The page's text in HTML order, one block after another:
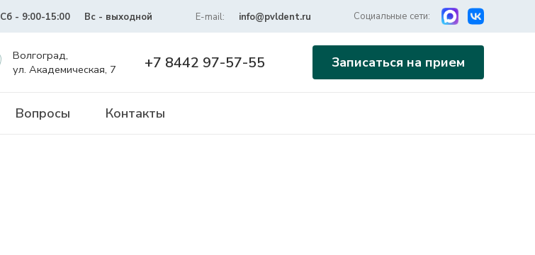
Сб - 9:00-15:00 Вс - выходной E-mail: info@pvldent.ru Социальные сети:
Волгоград,
ул. Академическая, 7
+7 8442 97-57-55 Записаться на прием
Вопросы Контакты